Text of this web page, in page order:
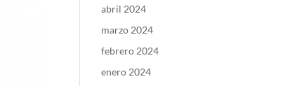
abril 2024
marzo 2024
febrero 2024
enero 2024